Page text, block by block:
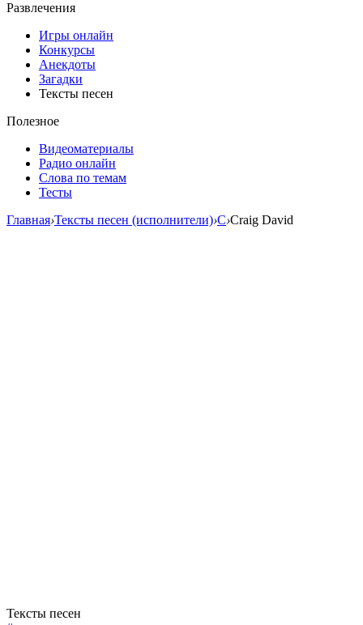
Развлечения
Игры онлайн
Конкурсы
Анекдоты
Загадки
Тексты песен
Полезное
Видеоматериалы
Радио онлайн
Слова по темам
Тесты
Главная›Тексты песен (исполнители)›C›Craig David
Тексты песен